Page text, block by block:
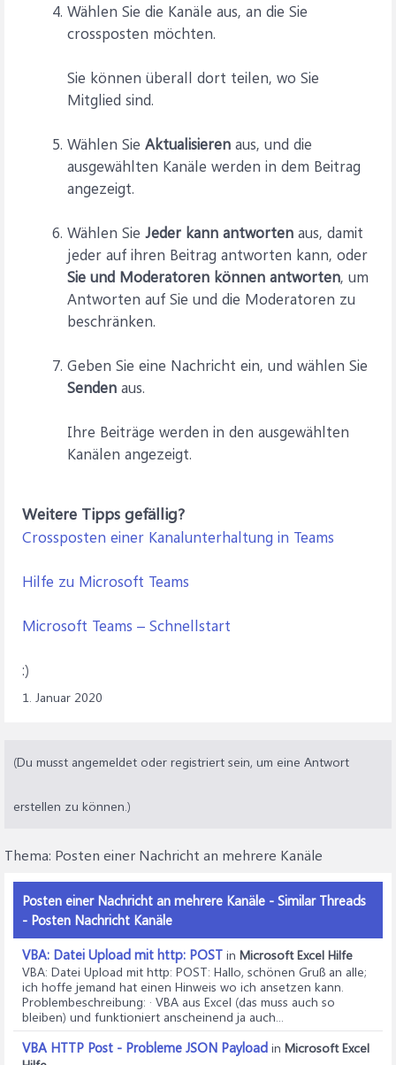
Wählen Sie die Kanäle aus, an die Sie
crossposten möchten.
Sie können überall dort teilen, wo Sie
Mitglied sind.
Wählen Sie Aktualisieren aus, und die
ausgewählten Kanäle werden in dem Beitrag
angezeigt.
Wählen Sie Jeder kann antworten aus, damit
jeder auf ihren Beitrag antworten kann, oder
Sie und Moderatoren können antworten, um
Antworten auf Sie und die Moderatoren zu
beschränken.
Geben Sie eine Nachricht ein, und wählen Sie
Senden aus.
Ihre Beiträge werden in den ausgewählten
Kanälen angezeigt.
Weitere Tipps gefällig?
Crossposten einer Kanalunterhaltung in Teams
Hilfe zu Microsoft Teams
Microsoft Teams – Schnellstart
:)
1. Januar 2020
(Du musst angemeldet oder registriert sein, um eine Antwort
erstellen zu können.)
Thema: Posten einer Nachricht an mehrere Kanäle
Posten einer Nachricht an mehrere Kanäle - Similar Threads
- Posten Nachricht Kanäle
VBA: Datei Upload mit http: POST in Microsoft Excel Hilfe
VBA: Datei Upload mit http: POST: Hallo, schönen Gruß an alle;
ich hoffe jemand hat einen Hinweis wo ich ansetzen kann.
Problembeschreibung: · VBA aus Excel (das muss auch so
bleiben) und funktioniert anscheinend ja auch...
VBA HTTP Post - Probleme JSON Payload in Microsoft Excel